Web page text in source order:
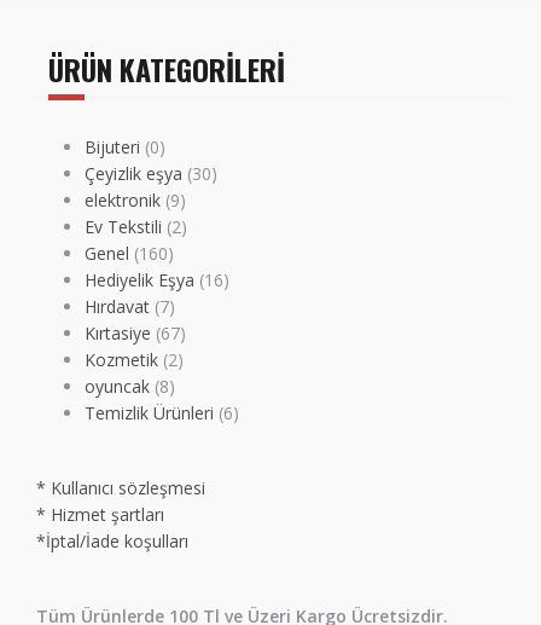
ÜRÜN KATEGORILERI
Bijuteri (0)
Çeyizlik eşya (30)
elektronik (9)
Ev Tekstili (2)
Genel (160)
Hediyelik Eşya (16)
Hırdavat (7)
Kırtasiye (67)
Kozmetik (2)
oyuncak (8)
Temizlik Ürünleri (6)
* Kullanıcı sözleşmesi
* Hizmet şartları
*İptal/İade koşulları
Tüm Ürünlerde 100 Tl ve Üzeri Kargo Ücretsizdir.